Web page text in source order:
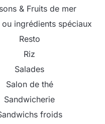
& Fruits de mer
ou ingrédients spéciaux
Resto
Riz
Salades
Salon de thé
Sandwicherie
froids